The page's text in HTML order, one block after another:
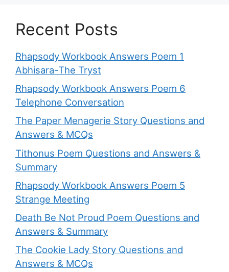
Recent Posts
Rhapsody Workbook Answers Poem 1
Abhisara-The Tryst
Rhapsody Workbook Answers Poem 6
Telephone Conversation
The Paper Menagerie Story Questions and
Answers & MCQs
Tithonus Poem Questions and Answers &
Summary
Rhapsody Workbook Answers Poem 5
Strange Meeting
Death Be Not Proud Poem Questions and
Answers & Summary
The Cookie Lady Story Questions and
Answers & MCQs